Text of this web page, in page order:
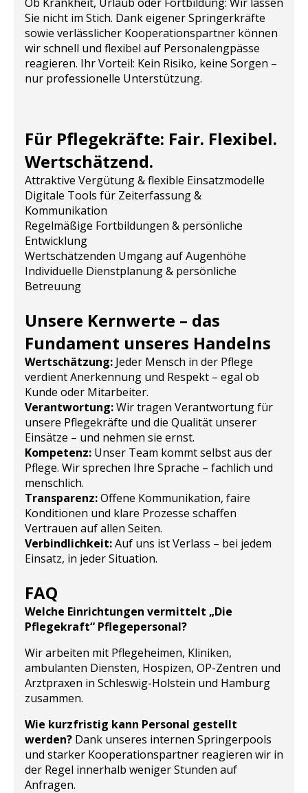
Sie nicht im Stich. Dank eigener Springerkräfte
sowie verlässlicher Kooperationspartner können
wir schnell und flexibel auf Personalengpässe
reagieren. Ihr Vorteil: Kein Risiko, keine Sorgen –
nur professionelle Unterstützung.
Für Pflegekräfte: Fair. Flexibel.
Wertschätzend.
Attraktive Vergütung & flexible Einsatzmodelle
Digitale Tools für Zeiterfassung &
Kommunikation
Regelmäßige Fortbildungen & persönliche
Entwicklung
Wertschätzenden Umgang auf Augenhöhe
Individuelle Dienstplanung & persönliche
Betreuung
Unsere Kernwerte – das
Fundament unseres Handelns
Wertschätzung: Jeder Mensch in der Pflege
verdient Anerkennung und Respekt – egal ob
Kunde oder Mitarbeiter.
Verantwortung:Wir tragen Verantwortung für
unsere Pflegekräfte und die Qualität unserer
Einsätze – und nehmen sie ernst.
Kompetenz: Unser Team kommt selbst aus der
Pflege. Wir sprechen Ihre Sprache – fachlich und
menschlich.
Transparenz:Offene Kommunikation, faire
Konditionen und klare Prozesse schaffen
Vertrauen auf allen Seiten.
Verbindlichkeit:Auf uns ist Verlass – bei jedem
Einsatz, in jeder Situation.
FAQ
Welche Einrichtungen vermittelt „Die
Pflegekraft“ Pflegepersonal?
Wir arbeiten mit Pflegeheimen, Kliniken,
ambulanten Diensten, Hospizen, OP-Zentren und
Arztpraxen in Schleswig-Holstein und Hamburg
zusammen.
Wie kurzfristig kann Personal gestellt
werden? Dank unseres internen Springerpools
und starker Kooperationspartner reagieren wir in
der Regel innerhalb weniger Stunden auf
Anfragen.